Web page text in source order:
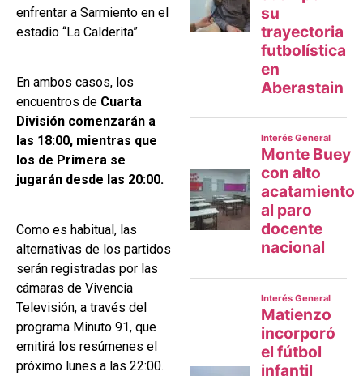
enfrentar a Sarmiento en el
estadio “La Calderita”.
En ambos casos, los
encuentros de Cuarta
División comenzarán a
las 18:00, mientras que
los de Primera se
jugarán desde las 20:00.
Como es habitual, las
alternativas de los partidos
serán registradas por las
cámaras de Vivencia
Televisión, a través del
programa Minuto 91, que
emitirá los resúmenes el
próximo lunes a las 22:00.